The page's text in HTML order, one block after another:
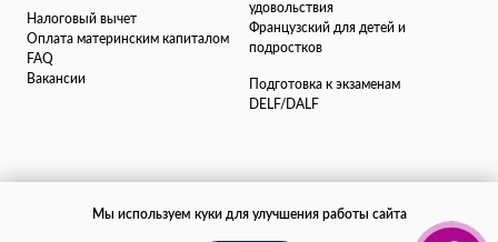
Мы используем куки для улучшения работы сайта
Налоговый вычет
Оплата материнским капиталом
FAQ
Вакансии
удовольствия
Французский для детей и
подростков
Подготовка к экзаменам
DELF/DALF